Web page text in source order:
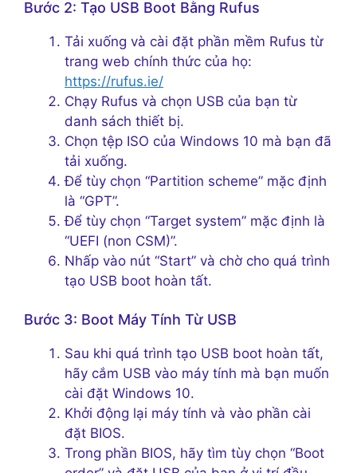
Bước 2: Tạo USB Boot Bằng Rufus
Tải xuống và cài đặt phần mềm Rufus từ
trang web chính thức của họ:
https://rufus.ie/
Chạy Rufus và chọn USB của bạn từ
danh sách thiết bị.
Chọn tệp ISO của Windows 10 mà bạn đã
tải xuống.
Để tùy chọn “Partition scheme” mặc định
là “GPT”.
Để tùy chọn “Target system” mặc định là
“UEFI (non CSM)”.
Nhấp vào nút “Start” và chờ cho quá trình
tạo USB boot hoàn tất.
Bước 3: Boot Máy Tính Từ USB
Sau khi quá trình tạo USB boot hoàn tất,
hãy cắm USB vào máy tính mà bạn muốn
cài đặt Windows 10.
Khởi động lại máy tính và vào phần cài
đặt BIOS.
Trong phần BIOS, hãy tìm tùy chọn “Boot